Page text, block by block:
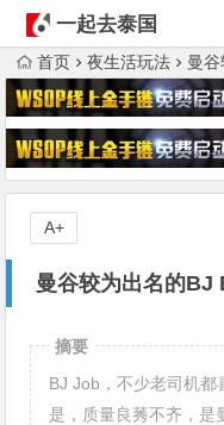
一起去泰国
首页 夜生活玩法 曼
曼谷较为出名的
A+
摘要
BJ Job，不少老司机
是，质量良莠不齐，是